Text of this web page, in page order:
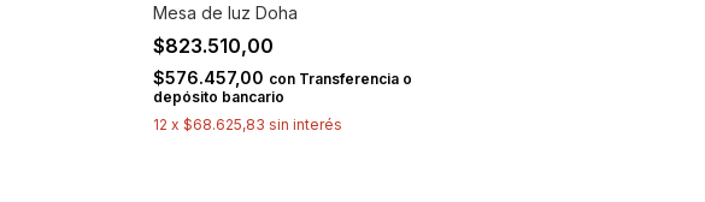
Mesa de luz Doha
$823.510,00
$576.457,00 con Transferencia o
depósito bancario
12 x $68.625,83 sin interés